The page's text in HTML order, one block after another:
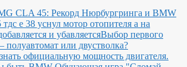
CLA 45: Рекорд Нюрбургринга и BMW
е 38 уснул мотор отопителя а на
и убавляетсяВыбор первого
или двустволка?
официальную мощность двигателя.